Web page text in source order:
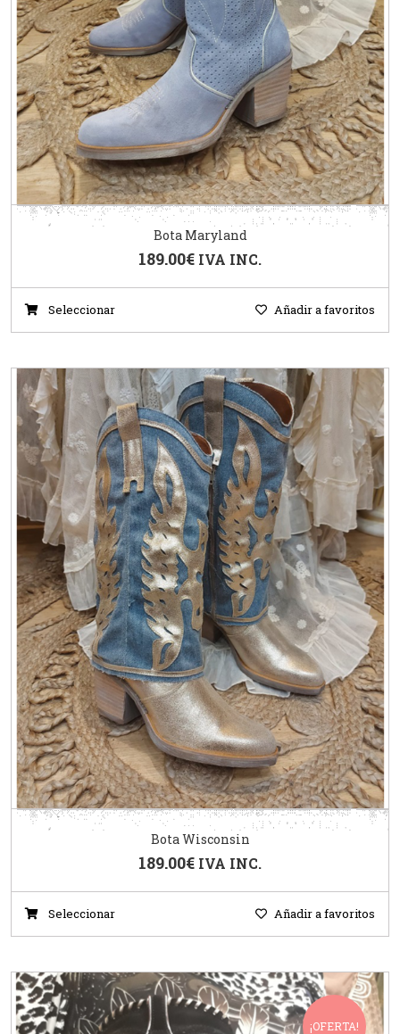
Bota Maryland
189.00€ IVA INC.
Seleccionar Añadir a favoritos
Bota Wisconsin
189.00€ IVA INC.
Seleccionar Añadir a favoritos
¡OFERTA!